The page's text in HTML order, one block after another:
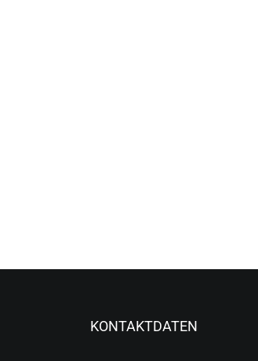
KONTAKTDATEN